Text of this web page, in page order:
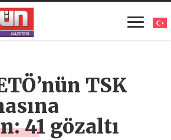
TSK
41 gözaltı